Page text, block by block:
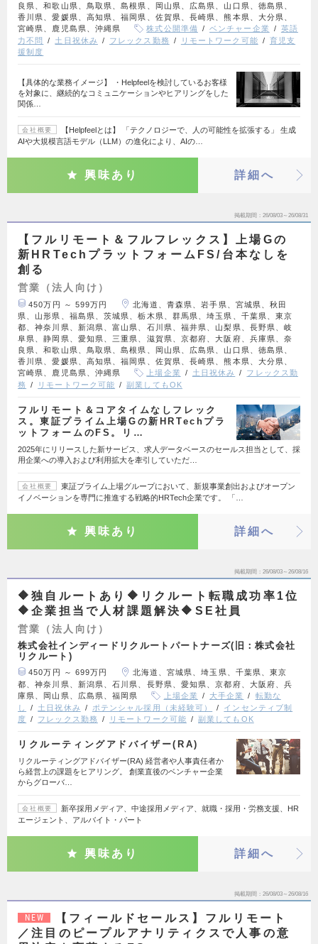
良県、和歌山県、鳥取県、島根県、岡山県、広島県、山口県、徳島県、
香川県、愛媛県、高知県、福岡県、佐賀県、長崎県、熊本県、大分県、
宮崎県、鹿児島県、沖縄県
株式公開準備 ベンチャー企業
英語
力不問
土日祝休み フレックス勤務 リモートワーク可能
育児支
援制度
【具体的な業務イメージ】 ・Helpfeelを検討しているお客様
を対象に、継続的なコミュニケーションやヒアリングをした
関係…
会社概要
【Helpfeelとは】 「テクノロジーで、人の可能性を拡張する」 生成
AIや大規模言語モデル（LLM）の進化により、AIの…
興味あり 詳細へ
掲載期間 26/08/03～26/08/31
【フルリモート＆フルフレックス】上場Gの
新HRTechプラットフォームFS/台本なしを
創る
営業（法人向け）
450万円 ～ 599万円
北海道、青森県、岩手県、宮城県、秋田
県、山形県、福島県、茨城県、栃木県、群馬県、埼玉県、千葉県、東京
都、神奈川県、新潟県、富山県、石川県、福井県、山梨県、長野県、岐
阜県、静岡県、愛知県、三重県、滋賀県、京都府、大阪府、兵庫県、奈
良県、和歌山県、鳥取県、島根県、岡山県、広島県、山口県、徳島県、
香川県、愛媛県、高知県、福岡県、佐賀県、長崎県、熊本県、大分県、
宮崎県、鹿児島県、沖縄県
上場企業 土日祝休み
フレックス勤
務
リモートワーク可能 副業してもOK
フルリモート＆コアタイムなしフレック
ス。東証プライム上場Gの新HRTechプラ
ットフォームのFS。リ…
2025年にリリースした新サービス、求人データベースのセールス担当として、採
用企業への導入および利用拡大を牽引していただ…
会社概要
東証プライム上場グループにおいて、新規事業創出およびオープン
イノベーションを専門に推進する戦略的HRTech企業です。 「…
興味あり 詳細へ
掲載期間 26/08/03～26/08/16
🔶独自ルートあり🔶リクルート転職成功率1位
🔶企業担当で人材課題解決🔶SE社員
営業（法人向け）
株式会社インディードリクルートパートナーズ(旧：株式会社
リクルート)
450万円 ～ 699万円
北海道、宮城県、埼玉県、千葉県、東京
都、神奈川県、新潟県、石川県、長野県、愛知県、京都府、大阪府、兵
庫県、岡山県、広島県、福岡県
上場企業 大手企業
転勤な
し
土日祝休み ポテンシャル採用（未経験可）
インセンティブ制
度
フレックス勤務 リモートワーク可能 副業してもOK
リクルーティングアドバイザー(RA)
リクルーティングアドバイザー(RA) 経営者や人事責任者か
ら経営上の課題をヒアリング。 創業直後のベンチャー企業
からグローバ…
会社概要
新卒採用メディア、中途採用メディア、就職・採用・労務支援、HR
エージェント、アルバイト・パート
興味あり 詳細へ
掲載期間 26/08/03～26/08/16
NEW
【フィールドセールス】フルリモート
／注目のピープルアナリティクスで人事の意